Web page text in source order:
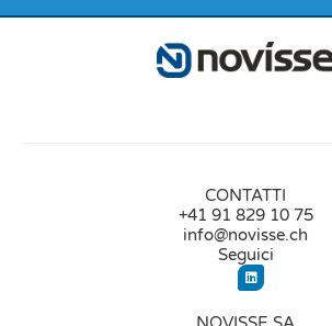
CONTATTI
+41 91 829 10 75
info@novisse.ch
Seguici